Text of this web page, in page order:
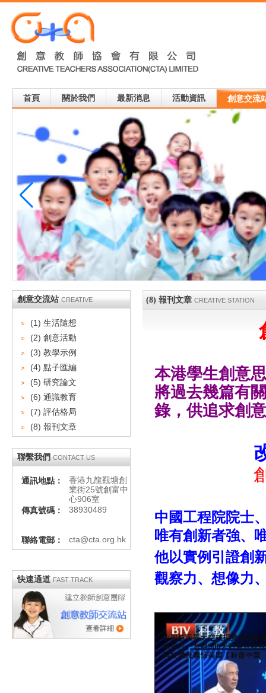
首頁 關於我們 最新消息 活動資訊 創意交流
創意交流站 CREATIVE
(1) 生活隨想
(2) 創意活動
(3) 教學示例
(4) 點子匯編
(5) 研究論文
(6) 通識教育
(7) 評估格局
(8) 報刊文章
聯繫我們 CONTACT US
通訊地點：
香港九龍觀塘創
業街25號創富中
心906室
傳真號碼： 38930489
聯絡電郵： cta@cta.org.hk
快速通道 FAST TRACK
(8) 報刊文章 CREATIVE STATION
本港學生創意
將過去幾篇有
錄，供追求創
中國工程院院士
唯有創新者強、
他以實例引證創
觀察力、想像力